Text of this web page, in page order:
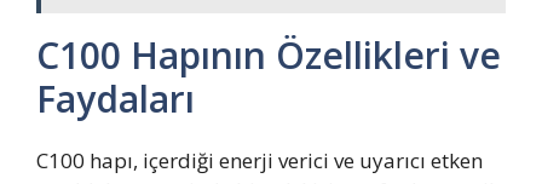
C100 Hapının Özellikleri ve
Faydaları
C100 hapı, içerdiği enerji verici ve uyarıcı etken